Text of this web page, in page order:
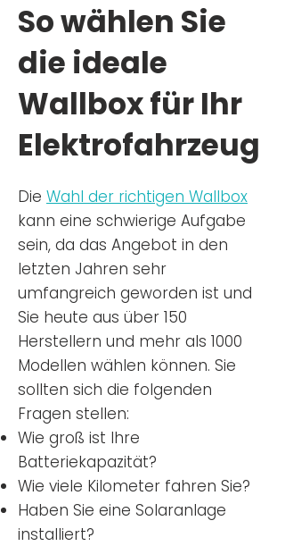
So wählen Sie
die ideale
Wallbox für Ihr
Elektrofahrzeug
Die Wahl der richtigen Wallbox
kann eine schwierige Aufgabe
sein, da das Angebot in den
letzten Jahren sehr
umfangreich geworden ist und
Sie heute aus über 150
Herstellern und mehr als 1000
Modellen wählen können. Sie
sollten sich die folgenden
Fragen stellen:
Wie groß ist Ihre
Batteriekapazität?
Wie viele Kilometer fahren Sie?
Haben Sie eine Solaranlage
installiert?